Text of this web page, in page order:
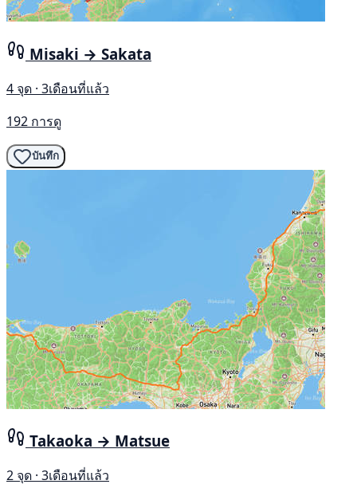
Misaki → Sakata
4 จุด · 3เดือนที่แล้ว
192 การดู
บันทึก
Takaoka → Matsue
2 จุด · 3เดือนที่แล้ว